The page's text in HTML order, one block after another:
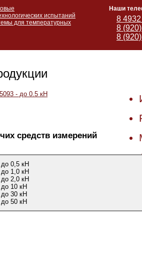
испытаний
для температурных
Наши
8
8
8
- до 0.5 кН
средств измерений
до 0,5 кН
до 1,0 кН
до 2,0 кН
до 10 кН
до 30 кН
до 50 кН